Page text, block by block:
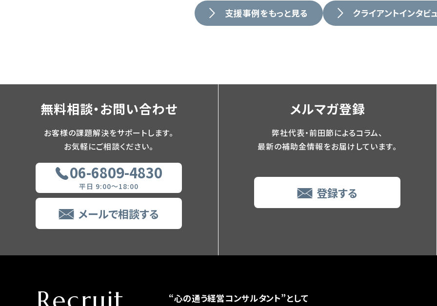
支援事例をもっと見る クライアントインタビ
無料相談・お問い合わせ
お客様の課題解決をサポートします。
お気軽にご相談ください。
06-6809-4830
平日 9:00～18:00
メールで相談する
メルマガ登録
弊社代表・前田節によるコラム、
最新の補助金情報をお届けしています。
登録する
“心の通う経営コンサルタント”として